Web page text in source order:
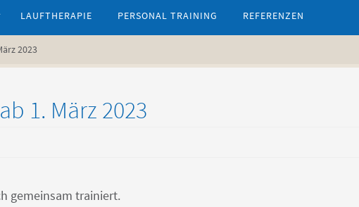
LAUFTHERAPIE PERSONAL TRAINING REFERENZEN
2023
1. März 2023
gemeinsam trainiert.